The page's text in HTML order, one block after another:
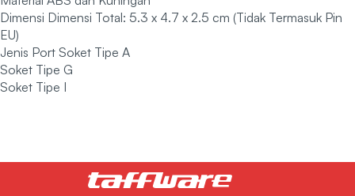
Dimensi Dimensi Total: 5.3 x 4.7 x 2.5 cm (Tidak Termasuk Pin
EU)
Jenis Port Soket Tipe A
Soket Tipe G
Soket Tipe I